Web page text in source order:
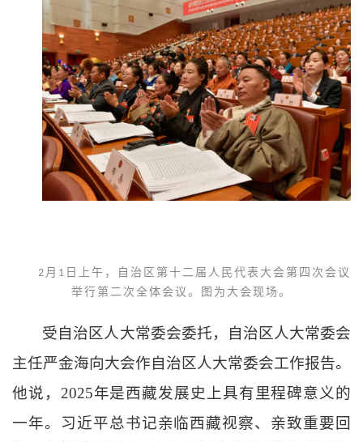
2 月 1 日上午，自治区第十二届人民代表大会第四次会议
举行第二次全体会议。图为大会现场。
受自治区人大常委会委托，自治区人大常委会
主任严金海向大会作自治区人大常委会工作报告。
他说， 2025年是西藏发展史上具有里程碑意义的
一年。习近平总书记亲临西藏视察、亲致重要回